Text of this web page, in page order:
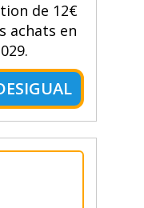
de 12€
achats en